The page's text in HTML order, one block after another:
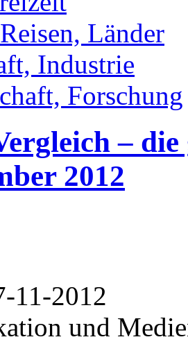
Länder
Industrie
Forschung
–
2012
11-2012
und